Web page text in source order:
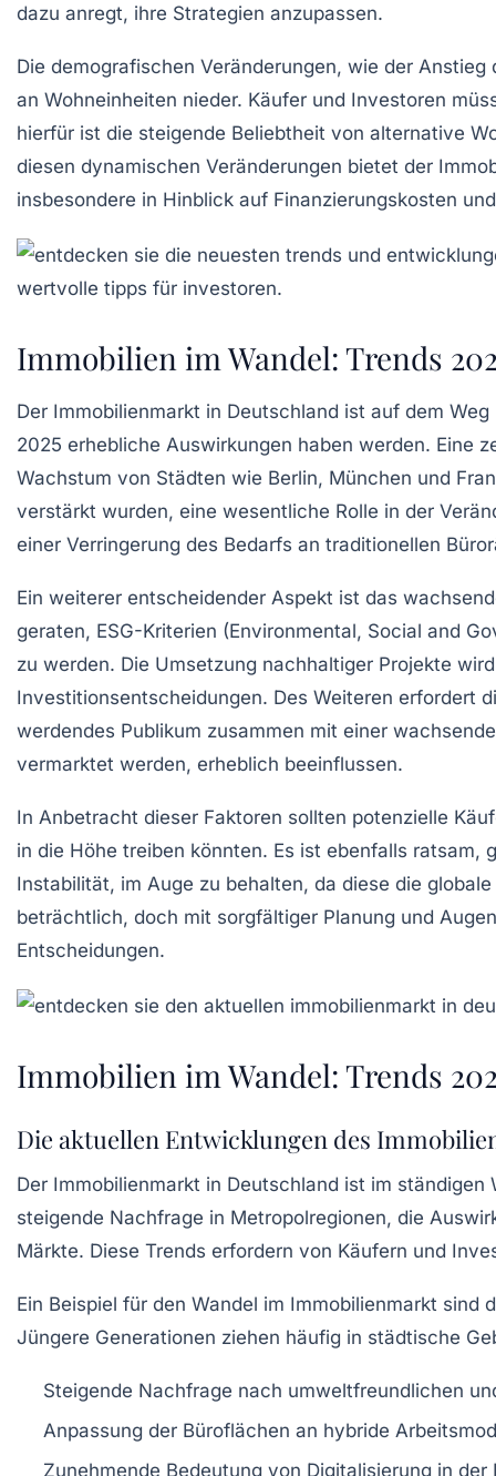
dazu anregt, ihre Strategien anzupassen.
Die demografischen Veränderungen, wie der
an Wohneinheiten nieder. Käufer und Investoren
hierfür ist die steigende Beliebtheit von alternative
diesen dynamischen Veränderungen bietet der
insbesondere in Hinblick auf Finanzierungskosten
Immobilien im Wandel: Trends
Der Immobilienmarkt in Deutschland ist auf dem
2025 erhebliche Auswirkungen haben werden. Eine
Wachstum von Städten wie Berlin, München und
verstärkt wurden, eine wesentliche Rolle in der
einer Verringerung des Bedarfs an traditionellen
Ein weiterer entscheidender Aspekt ist das
geraten, ESG-Kriterien (Environmental, Social and
zu werden. Die Umsetzung nachhaltiger Projekte
Investitionsentscheidungen. Des Weiteren erfordert
werdendes Publikum zusammen mit einer
vermarktet werden, erheblich beeinflussen.
In Anbetracht dieser Faktoren sollten potenzielle
in die Höhe treiben könnten. Es ist ebenfalls
Instabilität, im Auge zu behalten, da diese die
beträchtlich, doch mit sorgfältiger Planung und
Entscheidungen.
Immobilien im Wandel: Trends
Die aktuellen Entwicklungen des
Der Immobilienmarkt in Deutschland ist im
steigende Nachfrage in Metropolregionen, die
Märkte. Diese Trends erfordern von Käufern und
Ein Beispiel für den Wandel im Immobilienmarkt
Jüngere Generationen ziehen häufig in städtische
Steigende Nachfrage nach umweltfreundlichen
Anpassung der Büroflächen an hybride
Zunehmende Bedeutung von Digitalisierung in der